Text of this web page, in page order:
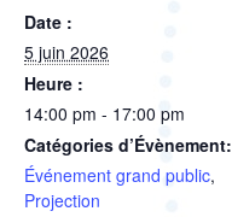
Date :
5 juin 2026
Heure :
14:00 pm - 17:00 pm
Catégories d’Évènement:
Événement grand public,
Projection